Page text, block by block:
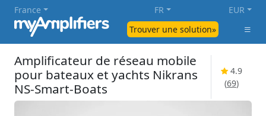
Trouver une solution»
France FR EUR
Amplificateur de réseau mobile
pour bateaux et yachts Nikrans
NS-Smart-Boats
4.9
(69)